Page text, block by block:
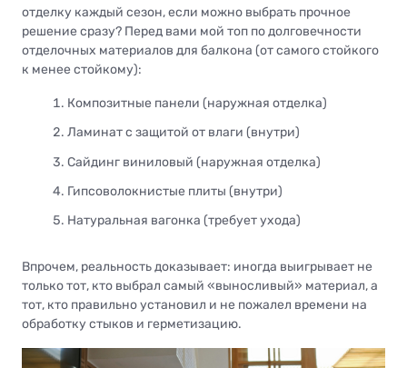
отделку каждый сезон, если можно выбрать прочное
решение сразу? Перед вами мой топ по долговечности
отделочных материалов для балкона (от самого стойкого
к менее стойкому):
Композитные панели (наружная отделка)
Ламинат с защитой от влаги (внутри)
Сайдинг виниловый (наружная отделка)
Гипсоволокнистые плиты (внутри)
Натуральная вагонка (требует ухода)
Впрочем, реальность доказывает: иногда выигрывает не
только тот, кто выбрал самый «выносливый» материал, а
тот, кто правильно установил и не пожалел времени на
обработку стыков и герметизацию.